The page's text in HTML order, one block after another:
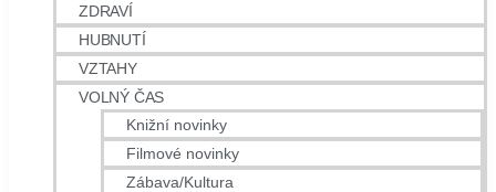
ZDRAVÍ
HUBNUTÍ
VZTAHY
VOLNÝ ČAS
Knižní novinky
Filmové novinky
Zábava/Kultura